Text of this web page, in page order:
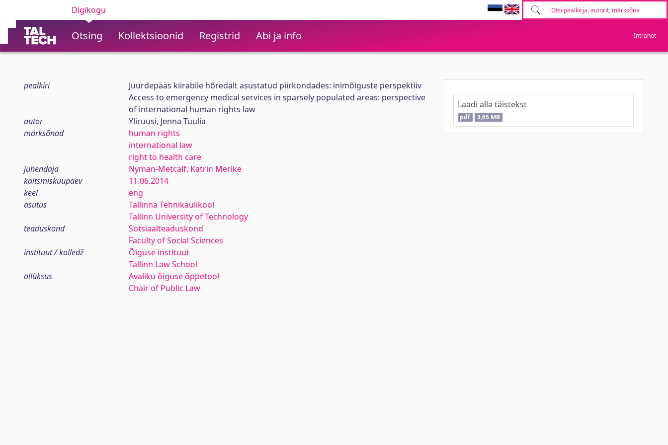
Digikogu
Otsing Kollektsioonid Registrid Abi ja info Intranet
pealkiri
Juurdepääs kiirabile hõredalt asustatud piirkondades: inimõiguste perspektiiv
Access to emergency medical services in sparsely populated areas: perspective
of international human rights law
autor
Yliruusi, Jenna Tuulia
märksõnad
human rights
international law
right to health care
juhendaja
Nyman-Metcalf, Katrin Merike
kaitsmiskuupäev
11.06.2014
keel
eng
asutus
Tallinna Tehnikaülikool
Tallinn University of Technology
teaduskond
Sotsiaalteaduskond
Faculty of Social Sciences
instituut / kolledž
Õiguse instituut
Tallinn Law School
allüksus
Avaliku õiguse õppetool
Chair of Public Law
Laadi alla täistekst
pdf 3,65 MB